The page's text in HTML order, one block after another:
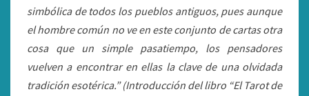
simbólica de todos los pueblos antiguos, pues aunque
el hombre común no ve en este conjunto de cartas otra
cosa que un simple pasatiempo, los pensadores
vuelven a encontrar en ellas la clave de una olvidada
tradición esotérica.” (Introducción del libro “El Tarot de